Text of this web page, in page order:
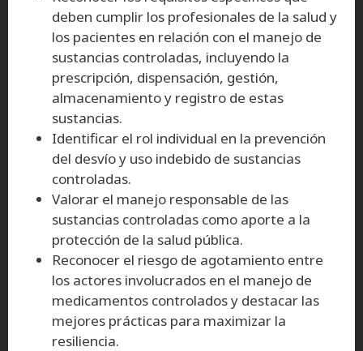
deben cumplir los profesionales de la salud y
los pacientes en relación con el manejo de
sustancias controladas, incluyendo la
prescripción, dispensación, gestión,
almacenamiento y registro de estas
sustancias.
Identificar el rol individual en la prevención
del desvío y uso indebido de sustancias
controladas.
Valorar el manejo responsable de las
sustancias controladas como aporte a la
protección de la salud pública.
Reconocer el riesgo de agotamiento entre
los actores involucrados en el manejo de
medicamentos controlados y destacar las
mejores prácticas para maximizar la
resiliencia.